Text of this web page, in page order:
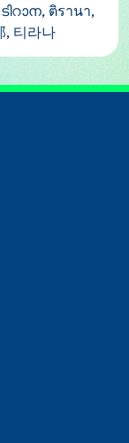
, 티라나